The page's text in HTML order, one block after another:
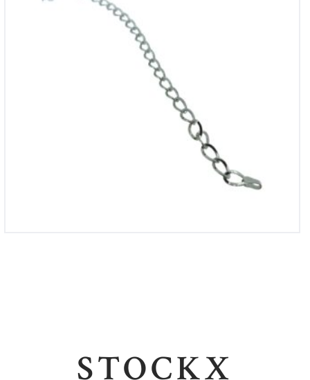
STOCKX